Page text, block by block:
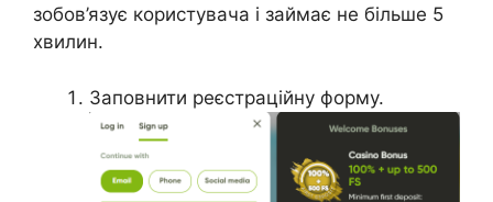
зобов’язує користувача і займає не більше 5
хвилин.
Заповнити реєстраційну форму.